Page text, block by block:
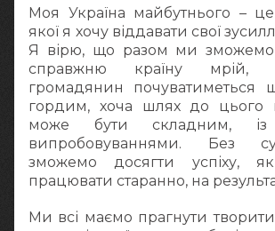
Моя Україна майбутнього –
якої я хочу віддавати свої
Я вірю, що разом ми зможемо
справжню країну мрій,
громадянин почуватиметься
гордим, хоча шлях до цього
може бути складним, із
випробовуваннями. Без
зможемо досягти успіху,
працювати старанно, на
Ми всі маємо прагнути